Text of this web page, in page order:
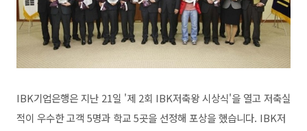
IBK기업은행은 지난 21일 '제 2회 IBK저축왕 시상식'을 열고 저축실
적이 우수한 고객 5명과 학교 5곳을 선정해 포상을 했습니다. IBK저